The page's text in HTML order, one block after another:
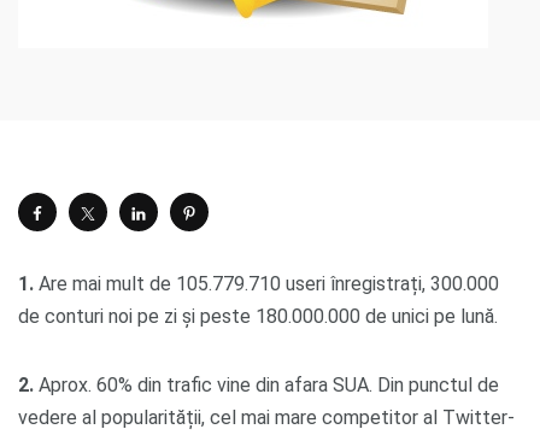
1. Are mai mult de 105.779.710 useri înregistrați, 300.000
de conturi noi pe zi și peste 180.000.000 de unici pe lună.
2. Aprox. 60% din trafic vine din afara SUA. Din punctul de
vedere al popularității, cel mai mare competitor al Twitter-